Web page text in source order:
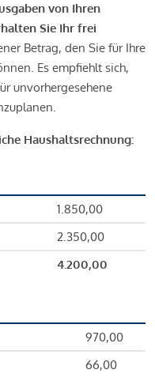
von Ihren
Sie Ihr frei
Betrag, den Sie für Ihre
Es empfiehlt sich,
unvorhergesehene
Haushaltsrechnung:
1.850,00
2.350,00
4.200,00
970,00
66,00